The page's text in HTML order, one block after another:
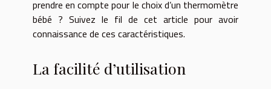
prendre en compte pour le choix d’un thermomètre
bébé ? Suivez le fil de cet article pour avoir
connaissance de ces caractéristiques.
La facilité d’utilisation